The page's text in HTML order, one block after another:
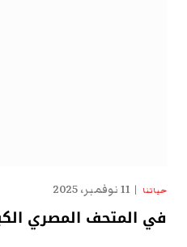
حياتنا 11 نوفمبر، 2025
في المتحف المصري